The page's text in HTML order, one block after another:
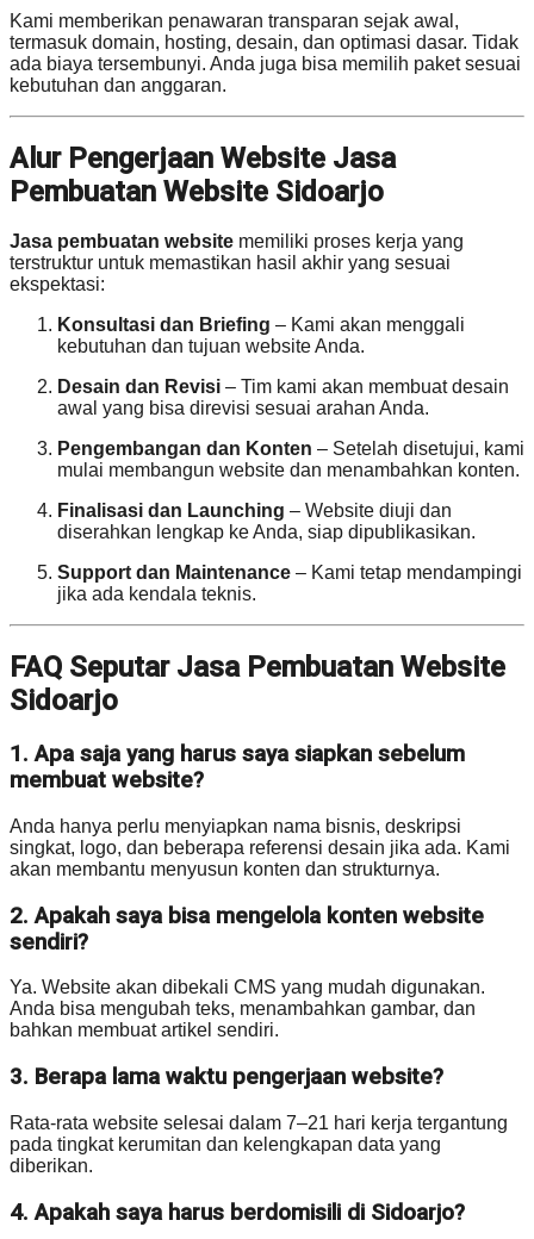
Kami memberikan penawaran transparan sejak awal,
termasuk domain, hosting, desain, dan optimasi dasar. Tidak
ada biaya tersembunyi. Anda juga bisa memilih paket sesuai
kebutuhan dan anggaran.
Alur Pengerjaan Website Jasa
Pembuatan Website Sidoarjo
Jasa pembuatan website memiliki proses kerja yang
terstruktur untuk memastikan hasil akhir yang sesuai
ekspektasi:
Konsultasi dan Briefing – Kami akan menggali
kebutuhan dan tujuan website Anda.
Desain dan Revisi – Tim kami akan membuat desain
awal yang bisa direvisi sesuai arahan Anda.
Pengembangan dan Konten – Setelah disetujui, kami
mulai membangun website dan menambahkan konten.
Finalisasi dan Launching – Website diuji dan
diserahkan lengkap ke Anda, siap dipublikasikan.
Support dan Maintenance – Kami tetap mendampingi
jika ada kendala teknis.
FAQ Seputar Jasa Pembuatan Website
Sidoarjo
1. Apa saja yang harus saya siapkan sebelum
membuat website?
Anda hanya perlu menyiapkan nama bisnis, deskripsi
singkat, logo, dan beberapa referensi desain jika ada. Kami
akan membantu menyusun konten dan strukturnya.
2. Apakah saya bisa mengelola konten website
sendiri?
Ya. Website akan dibekali CMS yang mudah digunakan.
Anda bisa mengubah teks, menambahkan gambar, dan
bahkan membuat artikel sendiri.
3. Berapa lama waktu pengerjaan website?
Rata-rata website selesai dalam 7–21 hari kerja tergantung
pada tingkat kerumitan dan kelengkapan data yang
diberikan.
4. Apakah saya harus berdomisili di Sidoarjo?